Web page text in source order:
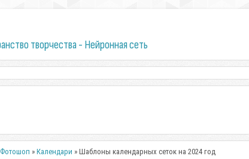
творчества - Нейронная сеть
»Календари » Шаблоны календарных сеток на 2024 год